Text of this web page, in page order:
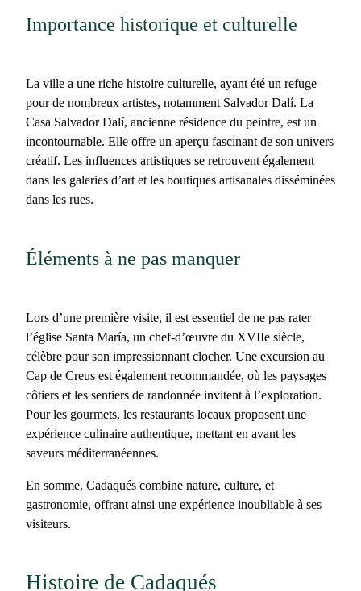
Importance historique et culturelle
La ville a une riche histoire culturelle, ayant été un refuge
pour de nombreux artistes, notamment Salvador Dalí. La
Casa Salvador Dalí, ancienne résidence du peintre, est un
incontournable. Elle offre un aperçu fascinant de son univers
créatif. Les influences artistiques se retrouvent également
dans les galeries d’art et les boutiques artisanales disséminées
dans les rues.
Éléments à ne pas manquer
Lors d’une première visite, il est essentiel de ne pas rater
l’église Santa María, un chef-d’œuvre du XVIIe siècle,
célèbre pour son impressionnant clocher. Une excursion au
Cap de Creus est également recommandée, où les paysages
côtiers et les sentiers de randonnée invitent à l’exploration.
Pour les gourmets, les restaurants locaux proposent une
expérience culinaire authentique, mettant en avant les
saveurs méditerranéennes.
En somme, Cadaqués combine nature, culture, et
gastronomie, offrant ainsi une expérience inoubliable à ses
visiteurs.
Histoire de Cadaqués